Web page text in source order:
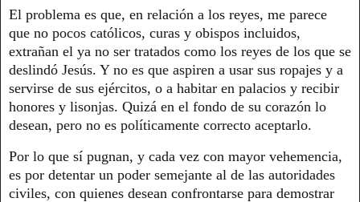
El problema es que, en relación a los reyes, me parece
que no pocos católicos, curas y obispos incluidos,
extrañan el ya no ser tratados como los reyes de los que se
deslindó Jesús. Y no es que aspiren a usar sus ropajes y a
servirse de sus ejércitos, o a habitar en palacios y recibir
honores y lisonjas. Quizá en el fondo de su corazón lo
desean, pero no es políticamente correcto aceptarlo.
Por lo que sí pugnan, y cada vez con mayor vehemencia,
es por detentar un poder semejante al de las autoridades
civiles, con quienes desean confrontarse para demostrar